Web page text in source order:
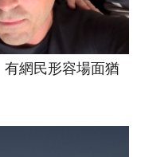
網民形容場面猶